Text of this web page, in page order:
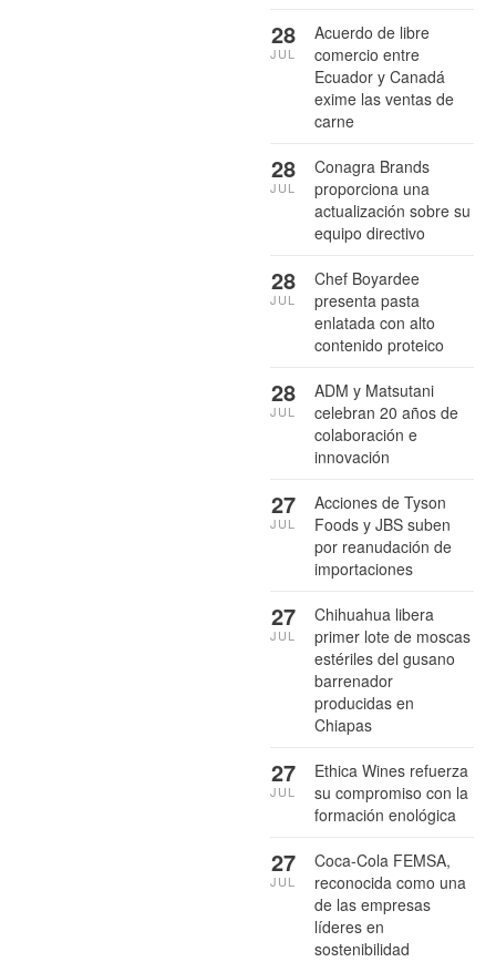
Acuerdo de libre
comercio entre
Ecuador y Canadá
exime las ventas de
carne
28
JUL
Conagra Brands
proporciona una
actualización sobre su
equipo directivo
28
JUL
Chef Boyardee
presenta pasta
enlatada con alto
contenido proteico
28
JUL
ADM y Matsutani
celebran 20 años de
colaboración e
innovación
28
JUL
Acciones de Tyson
Foods y JBS suben
por reanudación de
importaciones
27
JUL
Chihuahua libera
primer lote de moscas
estériles del gusano
barrenador
producidas en
Chiapas
27
JUL
Ethica Wines refuerza
su compromiso con la
formación enológica
27
JUL
Coca-Cola FEMSA,
reconocida como una
de las empresas
líderes en
sostenibilidad
27
JUL